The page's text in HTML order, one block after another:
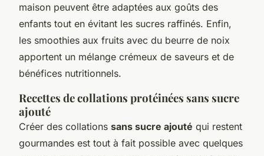
maison peuvent être adaptées aux goûts des
enfants tout en évitant les sucres raffinés. Enfin,
les smoothies aux fruits avec du beurre de noix
apportent un mélange crémeux de saveurs et de
bénéfices nutritionnels.
Recettes de collations protéinées sans sucre
ajouté
Créer des collations sans sucre ajouté qui restent
gourmandes est tout à fait possible avec quelques